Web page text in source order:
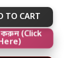
TO CART
করুন (Click